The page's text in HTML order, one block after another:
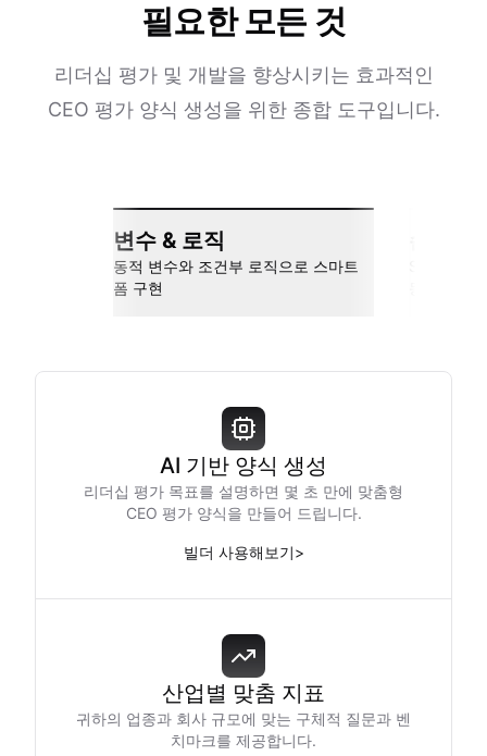
필요한 모든 것
리더십 평가 및 개발을 향상시키는 효과적인
CEO 평가 양식 생성을 위한 종합 도구입니다.
변수 & 로직
동적 변수와 조건부 로직으로 스마트
폼 구현
AI 기반 양식 생성
리더십 평가 목표를 설명하면 몇 초 만에 맞춤형
CEO 평가 양식을 만들어 드립니다.
빌더 사용해보기>
산업별 맞춤 지표
귀하의 업종과 회사 규모에 맞는 구체적 질문과 벤
치마크를 제공합니다.